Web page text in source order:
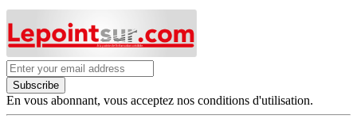
Subscribe
En vous abonnant, vous acceptez nos conditions d'utilisation.